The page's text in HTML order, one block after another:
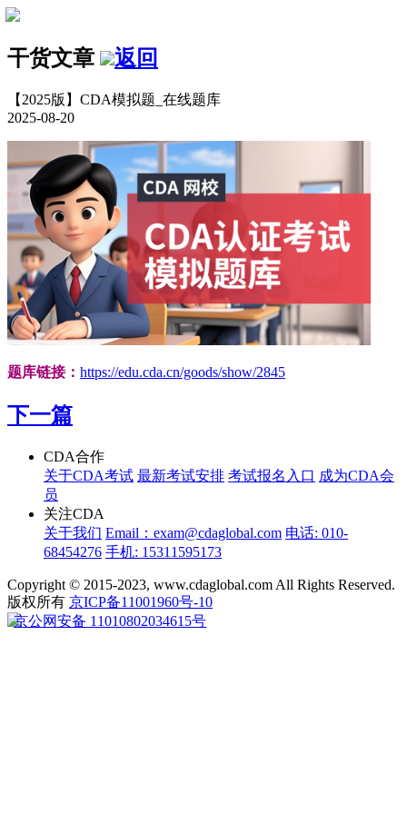
干货文章 返回
【2025版】CDA模拟题_在线题库
2025-08-20
题库链接： https://edu.cda.cn/goods/show/2845
下一篇
CDA合作
关于CDA考试 最新考试安排 考试报名入口 成为CDA会
员
关注CDA
关于我们 Email：exam@cdaglobal.com 电话: 010-
68454276 手机: 15311595173
Copyright © 2015-2023, www.cdaglobal.com All Rights Reserved.
版权所有 京ICP备11001960号-10
京公网安备 11010802034615号